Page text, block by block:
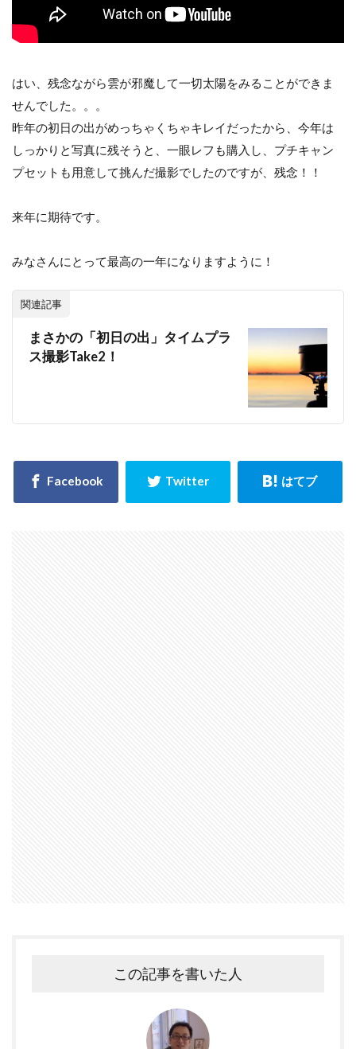
はい、残念ながら雲が邪魔して一切太陽をみることができま
せんでした。。。
昨年の初日の出がめっちゃくちゃキレイだったから、今年は
しっかりと写真に残そうと、一眼レフも購入し、プチキャン
プセットも用意して挑んだ撮影でしたのですが、残念！！
来年に期待です。
みなさんにとって最高の一年になりますように！
関連記事
まさかの「初日の出」タイムプラ
ス撮影Take2！
この記事を書いた人